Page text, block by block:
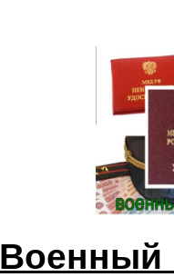
Военный